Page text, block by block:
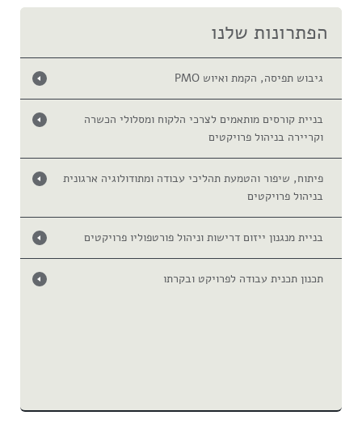
הפתרונות שלנו
גיבוש תפיסה, הקמת ואיוש PMO
בניית קורסים מותאמים לצרכי הלקוח ומסלולי הכשרה
וקריירה בניהול פרויקטים
פיתוח, שיפור והטמעת תהליכי עבודה ומתודולוגיה ארגונית
בניהול פרויקטים
בניית מנגנון ייזום דרישות וניהול פורטפוליו פרויקטים
תכנון תכנית עבודה לפרויקט ובקרתו